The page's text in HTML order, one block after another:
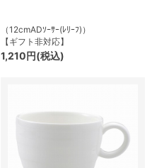
（12cmADｿｰｻｰ(ﾚﾘｰﾌ)）
【ギフト非対応】
1,210円(税込)